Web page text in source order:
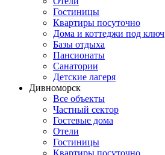
Гостиницы
Квартиры посуточно
Дома и коттеджи под ключ
Базы отдыха
Пансионаты
Санатории
Детские лагеря
Дивноморск
Все объекты
Частный сектор
Гостевые дома
Отели
Гостиницы
Квартиры посуточно